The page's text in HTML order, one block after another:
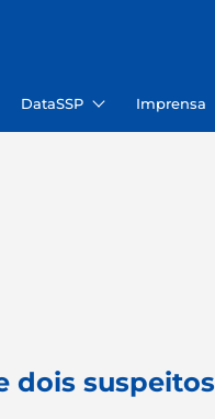
DataSSP Imprensa
dois suspeitos